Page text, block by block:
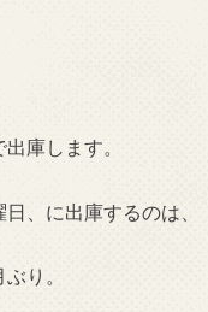
庫します。
、に出庫するのは、
り。